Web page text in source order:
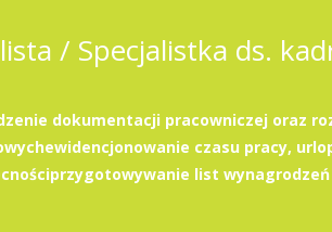
/ Specjalistka ds.
dokumentacji pracowniczej oraz
czasu pracy,
list wynagrodzeń